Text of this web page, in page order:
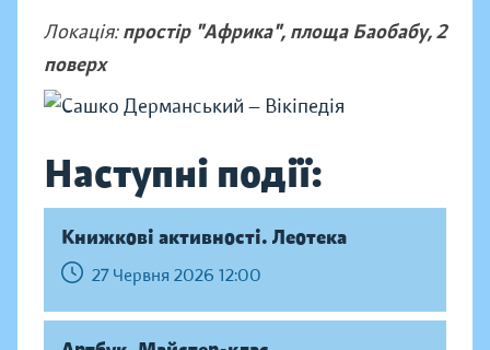
Локація:простір "Африка", площа Баобабу, 2
поверх
Наступні події:
Книжкові активності. Леотека
27 Червня 2026 12:00